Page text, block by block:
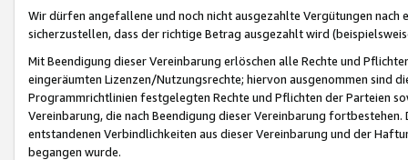
Wir dürfen angefallene und noch nicht ausgezahlte Vergütungen
sicherzustellen, dass der richtige Betrag ausgezahlt wird
Mit Beendigung dieser Vereinbarung erlöschen alle Rechte und
eingeräumten Lizenzen/Nutzungsrechte; hiervon ausgenommen sind
Programmrichtlinien festgelegten Rechte und Pflichten der Parteien
Vereinbarung, die nach Beendigung dieser Vereinbarung
entstandenen Verbindlichkeiten aus dieser Vereinbarung und der
begangen wurde.